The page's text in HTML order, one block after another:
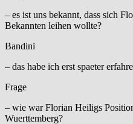
– es ist uns bekannt, dass sich
Bekannten leihen wollte?
Bandini
– das habe ich erst spaeter
Frage
– wie war Florian Heiligs
Wuerttemberg?